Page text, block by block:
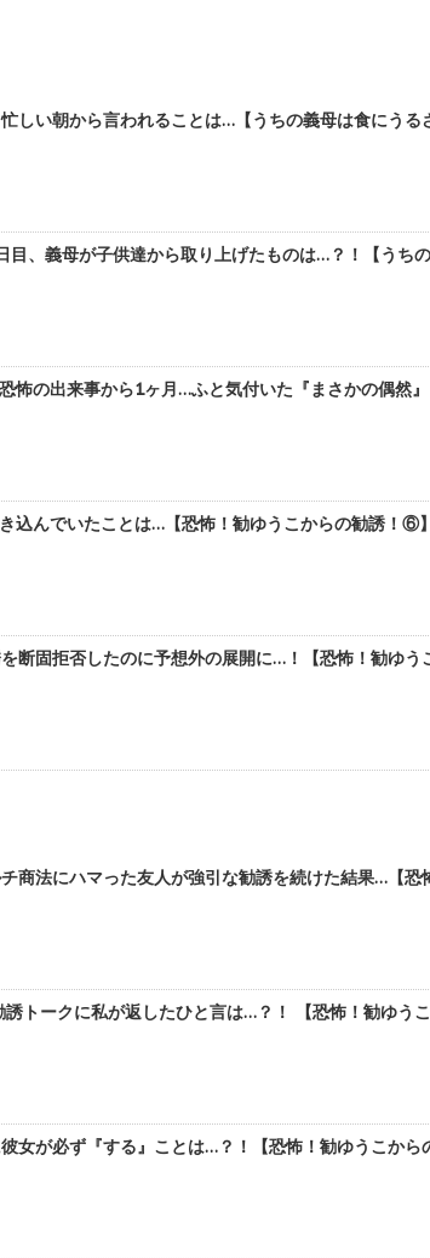
しい朝から言われることは…【うちの義母は食にう
目、義母が子供達から取り上げたものは…？！【う
怖の出来事から1ヶ月…ふと気付いた『まさかの偶然
込んでいたことは…【恐怖！勧ゆうこからの勧誘！⑥
断固拒否したのに予想外の展開に…！【恐怖！勧ゆ
商法にハマった友人が強引な勧誘を続けた結果…【
トークに私が返したひと言は…？！ 【恐怖！勧ゆう
女が必ず『する』ことは…？！【恐怖！勧ゆうこか